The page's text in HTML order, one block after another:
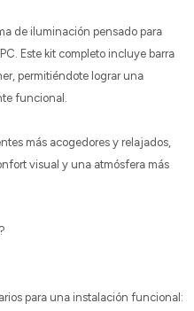
de iluminación pensado para
Este kit completo incluye barra
permitiéndote lograr una
funcional.
más acogedores y relajados,
visual y una atmósfera más
para una instalación funcional: